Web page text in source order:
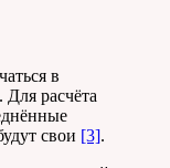
в
расчёта
свои [3].